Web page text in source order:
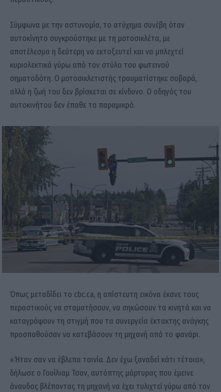
Σύμφωνα με την αστυνομία, το ατύχημα συνέβη όταν
αυτοκίνητο συγκρούστηκε με τη μοτοσικλέτα, με
αποτέλεσμα η δεύτερη να εκτοξευτεί και να μπλεχτεί
κυριολεκτικά γύρω από τον στύλο του φωτεινού
σηματοδότη. Ο μοτοσικλετιστής τραυματίστηκε σοβαρά,
αλλά η ζωή του δεν βρίσκεται σε κίνδυνο. Ο οδηγός του
αυτοκινήτου δεν έπαθε το παραμικρό.
Όπως μεταδίδει το cbc.ca, η απίστευτη εικόνα έκανε τους
περαστικούς να σταματήσουν, να σηκώσουν τα κινητά και να
καταγράψουν τη στιγμή που τα συνεργεία έκτακτης ανάγκης
προσπαθούσαν να κατεβάσουν τη μηχανή από το φανάρι.
«Ήταν σαν να έβλεπα ταινία. Δεν έχω ξαναδεί κάτι τέτοιο»,
δήλωσε ο Γουίλιαμ Τσαν, αυτόπτης μάρτυρας που έμεινε
άναυδος βλέποντας τη μηχανή να έχει τυλιχτεί γύρω από τον